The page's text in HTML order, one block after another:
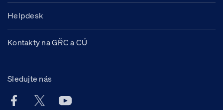
Helpdesk
Kontakty na GŘC a CÚ
Sledujte nás
Facebook účet Celní správy ČR
X účet Celní správy ČR
Youtube účet Celní správy ČR